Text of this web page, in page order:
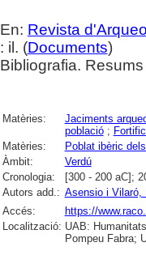
En: Revista
: il. (Documents)
Bibliografia.
Matèries: Jaciments
població;
Matèries:
Poblat ibèric
Àmbit:
Verdú
Cronologia:
[300 - 200 aC];
Autors add.: Asensio i Vilaró,
Accés:
https://
Localització: UAB:
Pompeu Fabra;